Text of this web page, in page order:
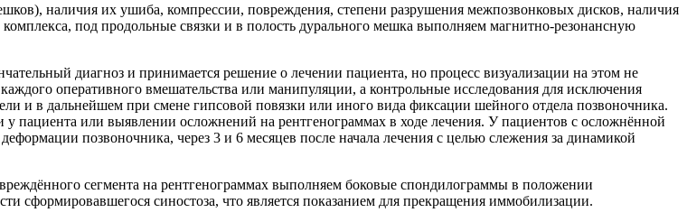
наличия их ушиба, компрессии, повреждения, степени разрушения межпозвонковых дисков, наличия
под продольные связки и в полость дурального мешка выполняем магнитно-резонансную
диагноз и принимается решение о лечении пациента, но процесс визуализации на этом не
оперативного вмешательства или манипуляции, а контрольные исследования для исключения
и в дальнейшем при смене гипсовой повязки или иного вида фиксации шейного отдела позвоночника.
или выявлении осложнений на рентгенограммах в ходе лечения. У пациентов с осложнённой
позвоночника, через 3 и 6 месяцев после начала лечения с целью слежения за динамикой
сегмента на рентгенограммах выполняем боковые спондилограммы в положении
сформировавшегося синостоза, что является показанием для прекращения иммобилизации.